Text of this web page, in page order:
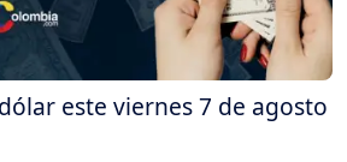
este viernes 7 de agosto